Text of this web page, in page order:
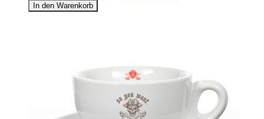
In den Warenkorb